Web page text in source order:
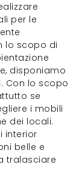
per le
lo scopo di
disponiamo
Con lo scopo
se
i mobili
dei locali.
interior
belle e
tralasciare